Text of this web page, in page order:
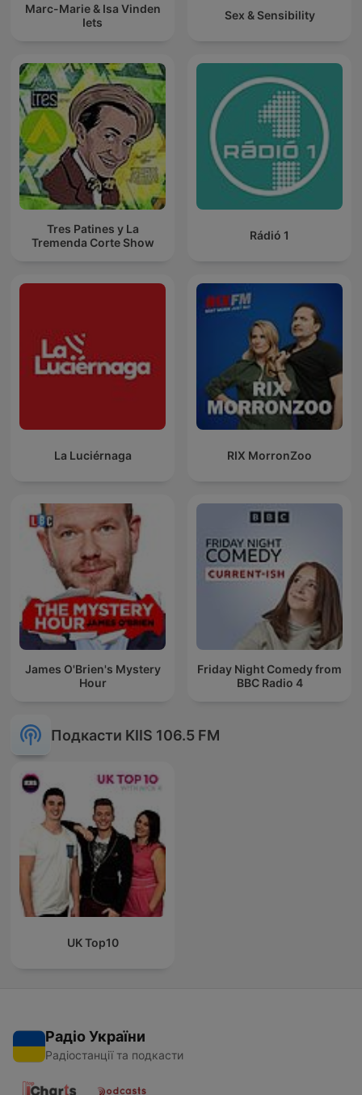
Marc-Marie & Isa Vinden
Iets
Sex & Sensibility
Tres Patines y La
Tremenda Corte Show
Rádió 1
La Luciérnaga RIX MorronZoo
James O'Brien's Mystery
Hour
Friday Night Comedy from
BBC Radio 4
Подкасти KIIS 106.5 FM
UK Top10
Радіо України
Радіостанції та подкасти